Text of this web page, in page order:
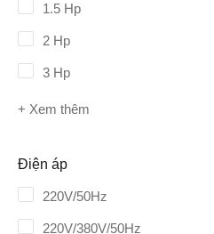
1.5 Hp
2 Hp
3 Hp
+ Xem thêm
Điện áp
220V/50Hz
220V/380V/50Hz